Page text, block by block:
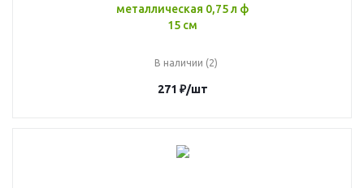
металлическая 0,75 л ф
15 см
В наличии (2)
271 ₽/шт